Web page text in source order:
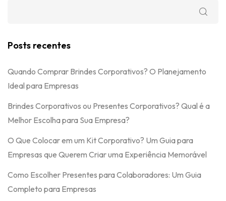
Posts recentes
Quando Comprar Brindes Corporativos? O Planejamento
Ideal para Empresas
Brindes Corporativos ou Presentes Corporativos? Qual é a
Melhor Escolha para Sua Empresa?
O Que Colocar em um Kit Corporativo? Um Guia para
Empresas que Querem Criar uma Experiência Memorável
Como Escolher Presentes para Colaboradores: Um Guia
Completo para Empresas